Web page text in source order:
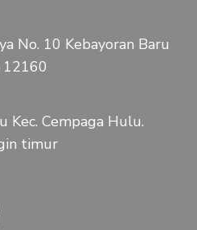
No. 10 Kebayoran Baru
12160
Kec. Cempaga Hulu.
timur